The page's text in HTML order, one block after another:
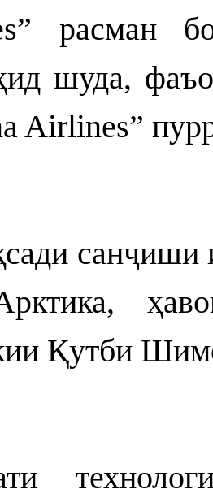
расман
шуда,
Airlines”
санҷиши
Қутби